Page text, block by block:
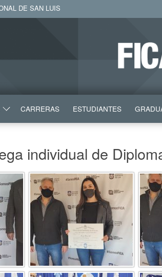
DE SAN LUIS
CARRERAS ESTUDIANTES
individual de